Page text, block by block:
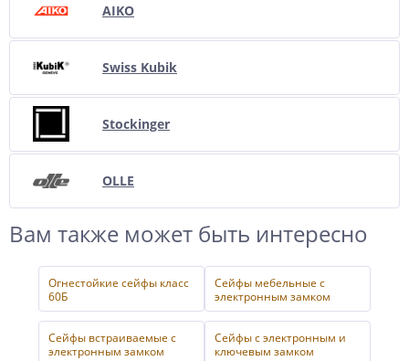
AIKO
Swiss Kubik
Stockinger
OLLE
Вам также может быть интересно
Огнестойкие сейфы класс
60Б
Сейфы мебельные с
электронным замком
Сейфы встраиваемые с
электронным замком
Сейфы с электронным и
ключевым замком